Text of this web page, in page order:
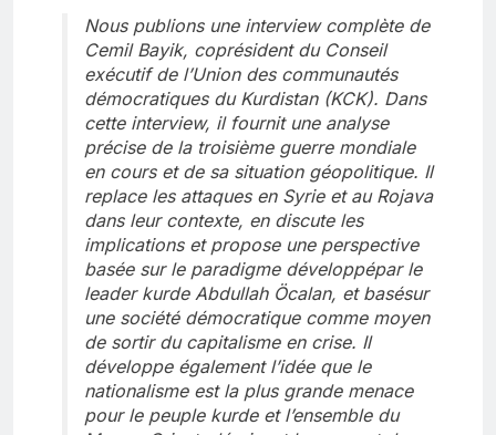
Nous publions une interview complète de
Cemil Bayik, coprésident du Conseil
exécutif de l’Union des communautés
démocratiques du Kurdistan (KCK). Dans
cette interview, il fournit une analyse
précise de la troisième guerre mondiale
en cours et de sa situation géopolitique. Il
replace les attaques en Syrie et au Rojava
dans leur contexte, en discute les
implications et propose une perspective
basée sur le paradigme développépar le
leader kurde Abdullah Öcalan, et basésur
une société démocratique comme moyen
de sortir du capitalisme en crise. Il
développe également l’idée que le
nationalisme est la plus grande menace
pour le peuple kurde et l’ensemble du